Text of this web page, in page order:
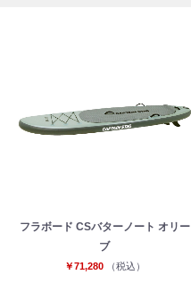
フラボード CSバターノート オリー
ブ
￥71,280 （税込）